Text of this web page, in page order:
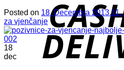
Posted on 18. Decembra 2013.11.
za vjenčanje
18
dec